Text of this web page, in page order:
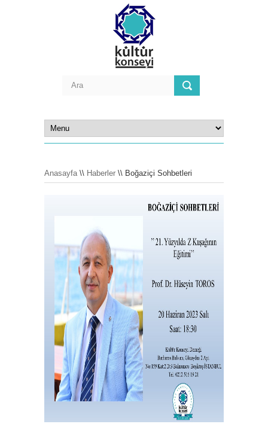
Anasayfa\\ Haberler \\ Boğaziçi Sohbetleri